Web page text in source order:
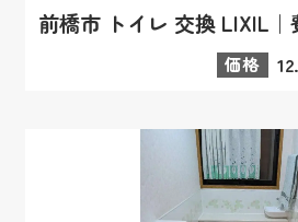
前橋市 トイレ 交換 LIXIL｜
価格